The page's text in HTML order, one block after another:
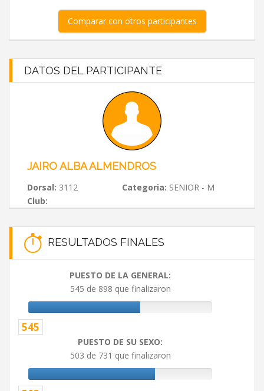
Comparar con otros participantes
DATOS DEL PARTICIPANTE
JAIRO ALBA ALMENDROS
Dorsal: 3112 Categoria: SENIOR - M
Club:
RESULTADOS FINALES
PUESTO DE LA GENERAL:
545 de 898 que finalizaron
545
PUESTO DE SU SEXO:
503 de 731 que finalizaron